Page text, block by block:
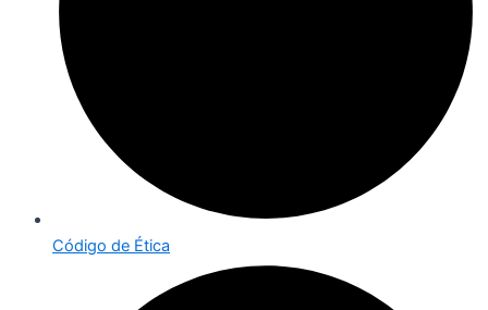
Código de Ética